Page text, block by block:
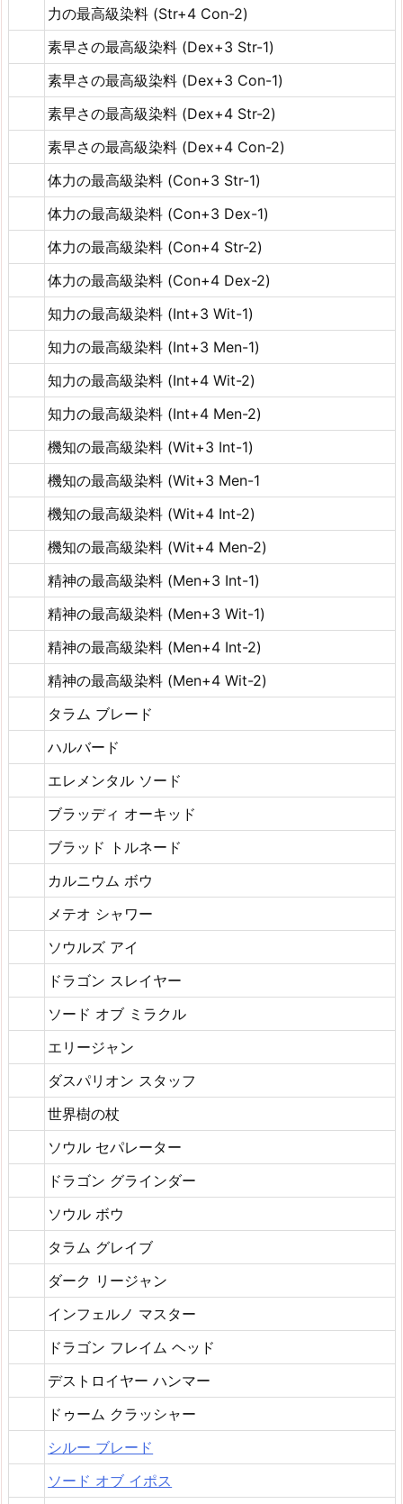
力の最高級染料 (Str+4 Con-2)
素早さの最高級染料 (Dex+3 Str-1)
素早さの最高級染料 (Dex+3 Con-1)
素早さの最高級染料 (Dex+4 Str-2)
素早さの最高級染料 (Dex+4 Con-2)
体力の最高級染料 (Con+3 Str-1)
体力の最高級染料 (Con+3 Dex-1)
体力の最高級染料 (Con+4 Str-2)
体力の最高級染料 (Con+4 Dex-2)
知力の最高級染料 (Int+3 Wit-1)
知力の最高級染料 (Int+3 Men-1)
知力の最高級染料 (Int+4 Wit-2)
知力の最高級染料 (Int+4 Men-2)
機知の最高級染料 (Wit+3 Int-1)
機知の最高級染料 (Wit+3 Men-1
機知の最高級染料 (Wit+4 Int-2)
機知の最高級染料 (Wit+4 Men-2)
精神の最高級染料 (Men+3 Int-1)
精神の最高級染料 (Men+3 Wit-1)
精神の最高級染料 (Men+4 Int-2)
精神の最高級染料 (Men+4 Wit-2)
タラム ブレード
ハルバード
エレメンタル ソード
ブラッディ オーキッド
ブラッド トルネード
カルニウム ボウ
メテオ シャワー
ソウルズ アイ
ドラゴン スレイヤー
ソード オブ ミラクル
エリージャン
ダスパリオン スタッフ
世界樹の杖
ソウル セパレーター
ドラゴン グラインダー
ソウル ボウ
タラム グレイブ
ダーク リージャン
インフェルノ マスター
ドラゴン フレイム ヘッド
デストロイヤー ハンマー
ドゥーム クラッシャー
シルー ブレード
ソード オブ イポス